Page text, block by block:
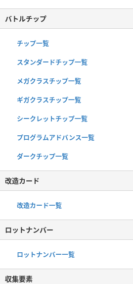
バトルチップ
チップ一覧
スタンダードチップ一覧
メガクラスチップ一覧
ギガクラスチップ一覧
シークレットチップ一覧
プログラムアドバンス一覧
ダークチップ一覧
改造カード
改造カード一覧
ロットナンバー
ロットナンバー一覧
収集要素